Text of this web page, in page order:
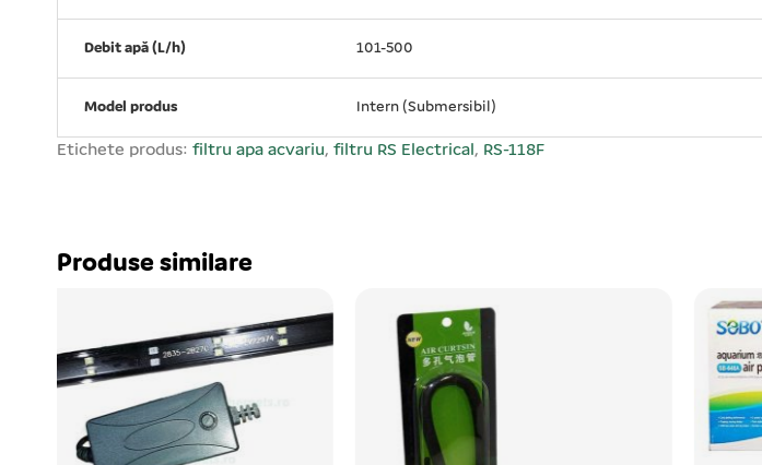
Debit apă (L/h) 101-500
Model produs Intern (Submersibil)
Etichete produs: filtru apa acvariu, filtru RS Electrical, RS-118F
Produse similare